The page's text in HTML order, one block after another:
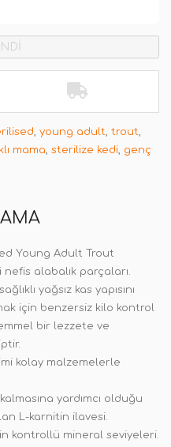
, young adult, trout,
mama, sterilize kedi, genç
Young Adult Trout
alabalık parçaları.
yağsız kas yapısını
için benzersiz kilo kontrol
bir lezzete ve
kolay malzemelerle
yardımcı olduğu
L-karnitin ilavesi.
kontrollü mineral seviyeleri.